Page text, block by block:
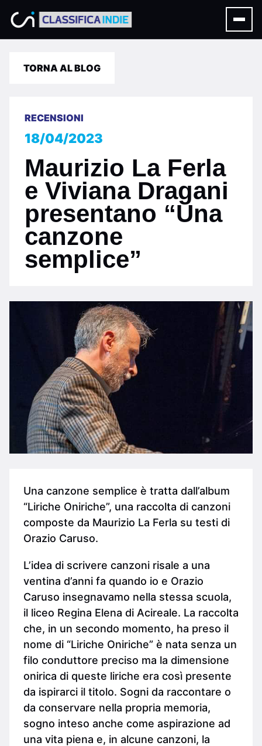
TORNA AL BLOG
RECENSIONI
18/04/2023
Maurizio La Ferla
e Viviana Dragani
presentano “Una
canzone
semplice”
Una canzone semplice è tratta dall’album
“Liriche Oniriche”, una raccolta di canzoni
composte da Maurizio La Ferla su testi di
Orazio Caruso.
L’idea di scrivere canzoni risale a una
ventina d’anni fa quando io e Orazio
Caruso insegnavamo nella stessa scuola,
il liceo Regina Elena di Acireale. La raccolta
che, in un secondo momento, ha preso il
nome di “Liriche Oniriche” è nata senza un
filo conduttore preciso ma la dimensione
onirica di queste liriche era così presente
da ispirarci il titolo. Sogni da raccontare o
da conservare nella propria memoria,
sogno inteso anche come aspirazione ad
una vita piena e, in alcune canzoni, la